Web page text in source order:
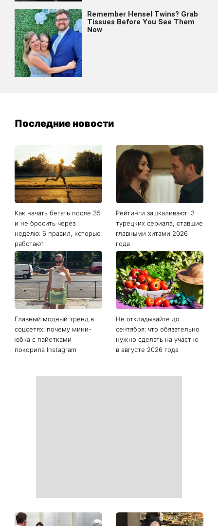
Последние новости
Как начать бегать после 35
и не бросить через
неделю: 6 правил, которые
работают
Рейтинги зашкаливают: 3
турецких сериала, ставшие
главными хитами 2026
года
Главный модный тренд в
соцсетях: почему мини-
юбка с пайетками
покорила Instagram
Не откладывайте до
сентября: что обязательно
нужно сделать на участке
в августе 2026 года